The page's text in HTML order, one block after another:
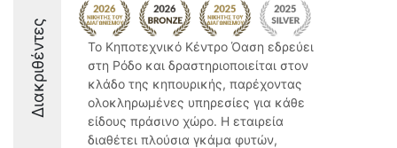
Διακριθέντες
Το Κηποτεχνικό Κέντρο Όαση εδρεύει
στη Ρόδο και δραστηριοποιείται στον
κλάδο της κηπουρικής, παρέχοντας
ολοκληρωμένες υπηρεσίες για κάθε
είδους πράσινο χώρο. Η εταιρεία
διαθέτει πλούσια γκάμα φυτών,